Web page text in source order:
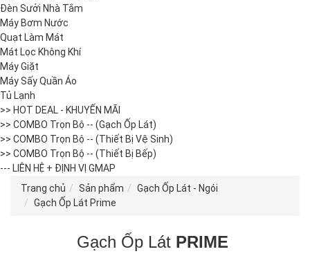
Đèn Sưởi Nhà Tắm
Máy Bơm Nước
Quạt Làm Mát
Mát Lọc Không Khí
Máy Giặt
Máy Sấy Quần Áo
Tủ Lạnh
>> HOT DEAL - KHUYẾN MÃI
>> COMBO Trọn Bộ -- (Gạch Ốp Lát)
>> COMBO Trọn Bộ -- (Thiết Bị Vệ Sinh)
>> COMBO Trọn Bộ -- (Thiết Bị Bếp)
--- LIÊN HỆ + ĐỊNH VỊ GMAP
Trang chủ
Sản phẩm
Gạch Ốp Lát - Ngói
Gạch Ốp Lát Prime
Gạch Ốp Lát PRIME